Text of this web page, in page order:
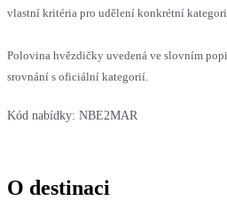
vlastní kritéria pro udělení konkrétní
Polovina hvězdičky uvedená ve slovním
srovnání s oficiální kategorií.
Kód nabídky: NBE2MAR
O destinaci